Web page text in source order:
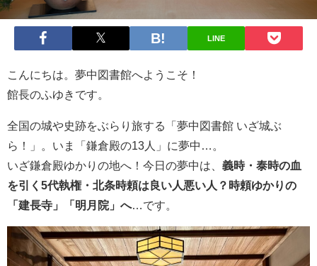
LINE
こんにちは。夢中図書館へようこそ！
館長のふゆきです。
全国の城や史跡をぶらり旅する「夢中図書館 いざ城ぶ
ら！」。いま「鎌倉殿の13人」に夢中…。
いざ鎌倉殿ゆかりの地へ！今日の夢中は、 義時・泰時の血
を引く5代執権・北条時頼は良い人悪い人？時頼ゆかりの
「建長寺」「明月院」へ…です。